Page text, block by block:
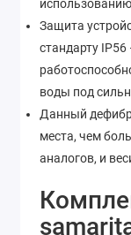
Защита
стандарту
воды под
Данный
места, чем
аналогов, и